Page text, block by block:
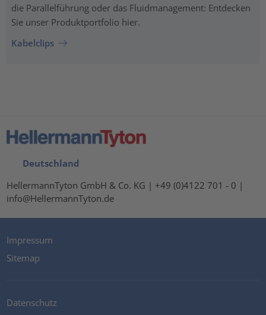
die Parallelführung oder das Fluidmanagement: Entdecken
Sie unser Produktportfolio hier.
Kabelclips
Deutschland
HellermannTyton GmbH & Co. KG | +49 (0)4122 701 - 0 |
info@HellermannTyton.de
Impressum
Sitemap
Datenschutz